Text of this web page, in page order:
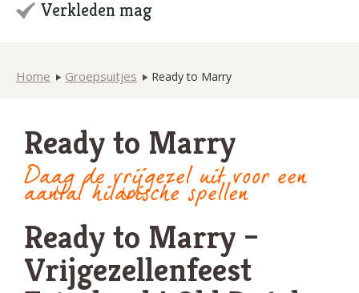
Verkleden mag
Home Groepsuitjes Ready to Marry
Ready to Marry
Daag de vrijgezel uit voor een
aantal hilarische spellen
Ready to Marry –
Vrijgezellenfeest